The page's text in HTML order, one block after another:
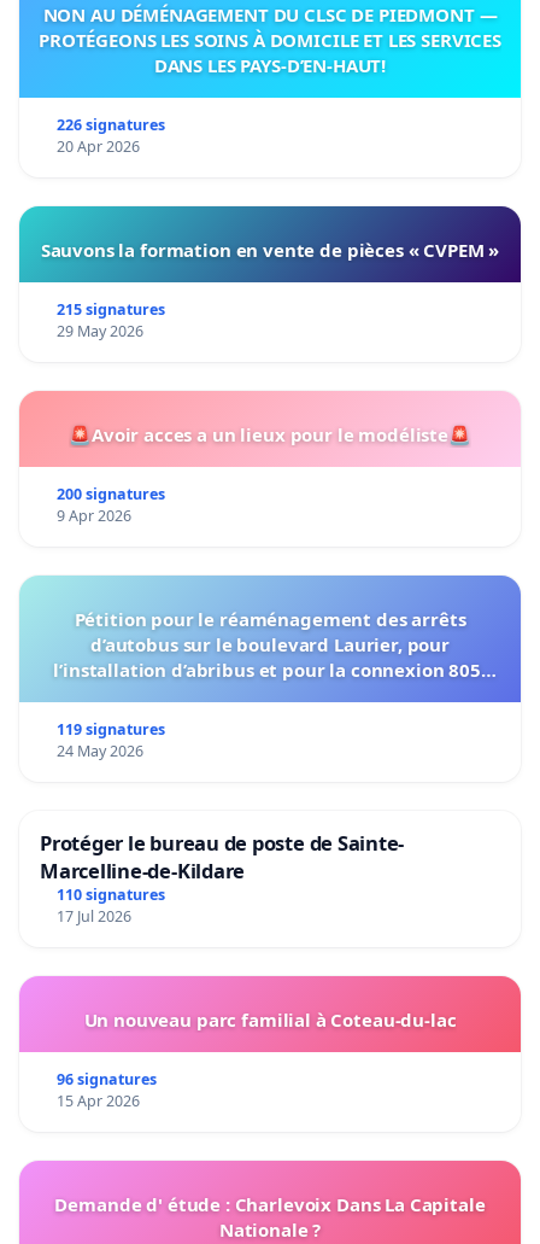
NON AU DÉMÉNAGEMENT DU CLSC DE PIEDMONT —
PROTÉGEONS LES SOINS À DOMICILE ET LES SERVICES
DANS LES PAYS-D’EN-HAUT!
226 signatures
20 Apr 2026
Sauvons la formation en vente de pièces « CVPEM »
215 signatures
29 May 2026
🚨Avoir acces a un lieux pour le modéliste🚨
200 signatures
9 Apr 2026
Pétition pour le réaménagement des arrêts
d’autobus sur le boulevard Laurier, pour
l’installation d’abribus et pour la connexion 805-
119 signatures
24 May 2026
Protéger le bureau de poste de Sainte-
Marcelline-de-Kildare
110 signatures
17 Jul 2026
Un nouveau parc familial à Coteau-du-lac
96 signatures
15 Apr 2026
Demande d' étude : Charlevoix Dans La Capitale
Nationale ?